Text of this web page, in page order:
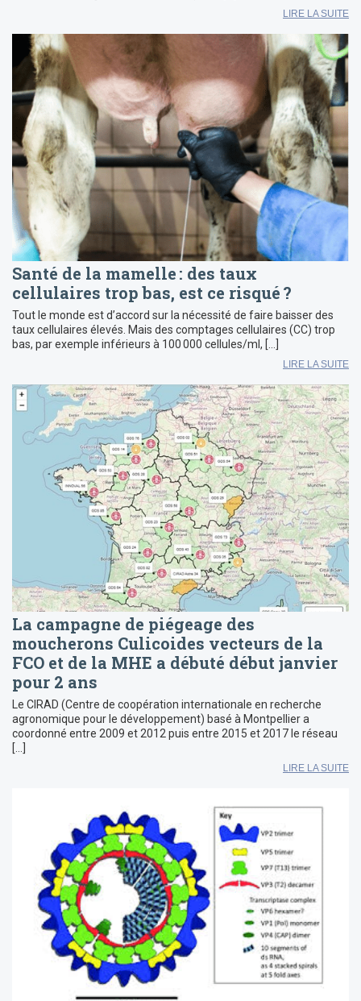
LIRE LA SUITE
Santé de la mamelle : des taux
cellulaires trop bas, est ce risqué ?
Tout le monde est d’accord sur la nécessité de faire baisser des
taux cellulaires élevés. Mais des comptages cellulaires (CC) trop
bas, par exemple inférieurs à 100 000 cellules/ml, […]
LIRE LA SUITE
La campagne de piégeage des
moucherons Culicoides vecteurs de la
FCO et de la MHE a débuté début janvier
pour 2 ans
Le CIRAD (Centre de coopération internationale en recherche
agronomique pour le développement) basé à Montpellier a
coordonné entre 2009 et 2012 puis entre 2015 et 2017 le réseau
[…]
LIRE LA SUITE